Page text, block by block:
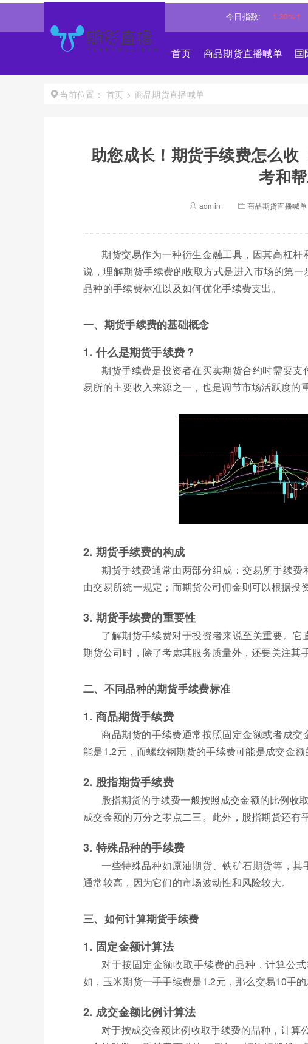
今日指数:
26690.6150 1.30%↑ 标
首页 商品期货直播喊单 国
当前位置： 首页 > 商品期货直播喊单
助您成长！期货手续费怎么收
考和帮
admin 商品期货直播喊单
期货交易作为一种衍生金融工具，因其高杠
说，理解期货手续费的收取方式是进入市场的第
品种的手续费标准以及如何优化手续费支出。
一、期货手续费的基础概念
1. 什么是期货手续费？
期货手续费是投资者在买卖期货合约时需要
易所的主要收入来源之一，也是调节市场活跃度的
2. 期货手续费的构成
期货手续费通常由两部分组成：交易所手续
由交易所统一规定；而期货公司佣金则可以根据投
3. 期货手续费的重要性
了解期货手续费对于投资者来说至关重要。
期货公司时，除了考虑其服务质量外，还要关注其
二、不同品种的期货手续费标准
1. 商品期货手续费
商品期货的手续费通常按照固定金额或者成
能是1.2元，而螺纹钢期货的手续费可能是成交金额
2. 股指期货手续费
股指期货的手续费一般按照成交金额的比例收
成交金额的万分之零点二三。此外，股指期货还有
3. 特殊品种的手续费
一些特殊品种如原油期货、铁矿石期货等，
通常较高，因为它们的市场波动性和风险较大。
三、如何计算期货手续费
1. 固定金额计算法
对于按固定金额收取手续费的品种，计算公
如，玉米期货一手手续费是1.2元，那么交易10手的
2. 成交金额比例计算法
对于按成交金额比例收取手续费的品种，计算